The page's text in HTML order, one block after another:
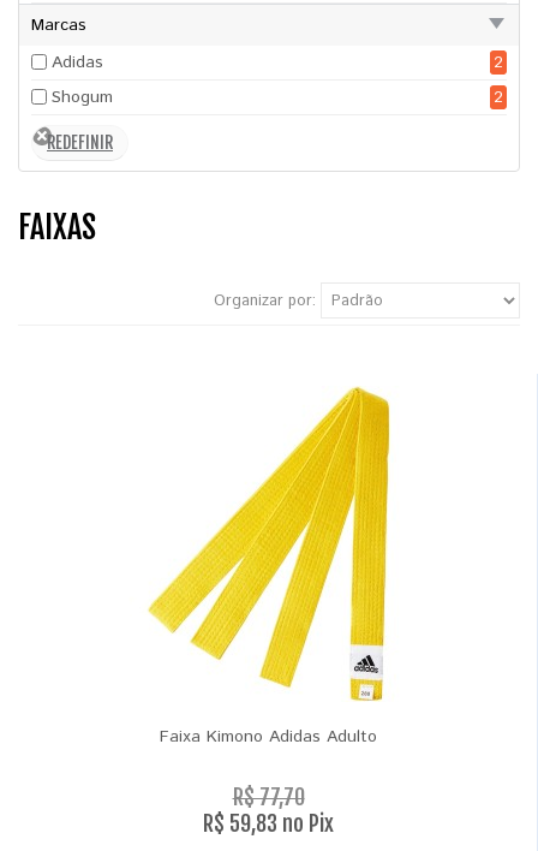
Marcas
Adidas
2
Shogum
2
FAIXAS
Organizar por:
Faixa Kimono Adidas Adulto
R$ 77,70
R$ 59,83 no Pix